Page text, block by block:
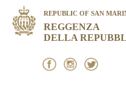
REPUBLIC OF SAN
REGGENZA
DELLA